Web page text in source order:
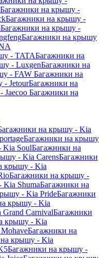
Багажники на крышу -
Багажники на крышу -
Багажники на крышу -
Багажники на крышу
- TATAБагажники на
- LuxgenБагажники на
- FAW Багажники на
- JetourБагажники на
Jaecoo Багажники на
на крышу - Kia
Багажники на крышу
Kia SoulБагажники на
- Kia CarensБагажники
крышу - Kia
Багажники на крышу -
ShumaБагажники на
- Kia PrideБагажники
крышу - Kia
CarnivalБагажники
крышу - Kia
Багажники на
крышу - Kia
Багажники на крышу -